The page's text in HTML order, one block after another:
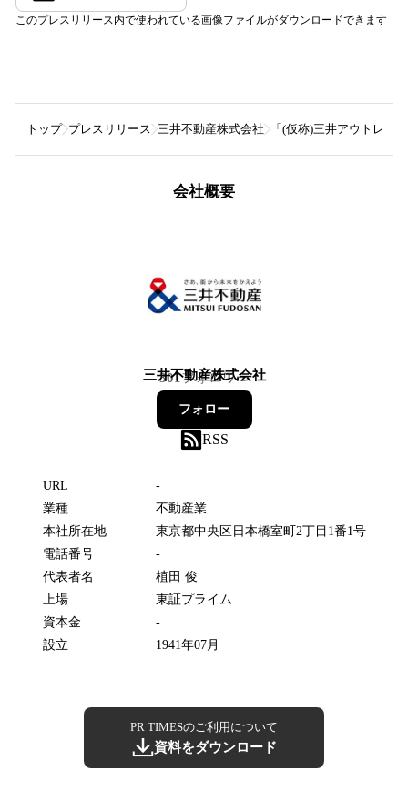
このプレスリリース内で使われている画像ファイルがダウンロードできます
トップ プレスリリース 三井不動産株式会社 「(仮称)三井アウトレ
会社概要
三井不動産株式会社
301フォロワー
フォロー
RSS
URL
-
業種
不動産業
本社所在地
東京都中央区日本橋室町2丁目1番1号
電話番号
-
代表者名
植田 俊
上場
東証プライム
資本金
-
設立
1941年07月
PR TIMESのご利用について
資料をダウンロード